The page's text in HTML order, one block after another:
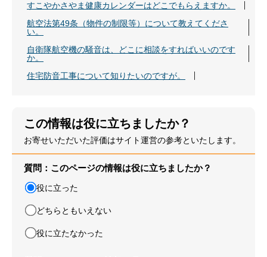
すこやかさやま健康カレンダーはどこでもらえますか。
航空法第49条（物件の制限等）について教えてくださ
い。
自衛隊航空機の騒音は、どこに相談をすればいいのです
か。
住宅防音工事について知りたいのですが。
この情報は役に立ちましたか？
お寄せいただいた評価はサイト運営の参考といたします。
質問：このページの情報は役に立ちましたか？
役に立った
どちらともいえない
役に立たなかった